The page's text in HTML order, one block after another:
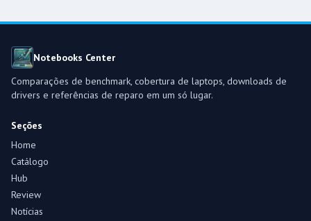
Notebooks Center
Comparações de benchmark, cobertura de laptops, downloads de
drivers e referências de reparo em um só lugar.
Seções
Home
Catálogo
Hub
Review
Notícias